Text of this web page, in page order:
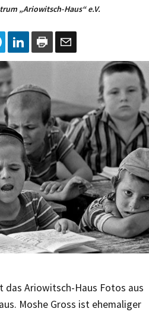
„Ariowitsch-Haus“ e.V.
das Ariowitsch-Haus Fotos aus
Moshe Gross ist ehemaliger